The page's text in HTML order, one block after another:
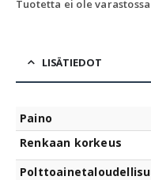
Tuotetta ei ole
LISÄTIEDOT
Paino
Renkaan korkeus